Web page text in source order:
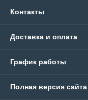
Контакты
Доставка и оплата
График работы
Полная версия сайта